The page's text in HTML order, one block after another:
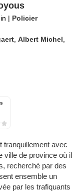
| Policier
,Albert Michel
tranquillement avec
ville de province où il
recherché par des
ensemble un
par les trafiquants